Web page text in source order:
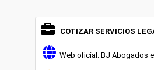
COTIZAR SERVICIOS
Web oficial: BJ Abogados